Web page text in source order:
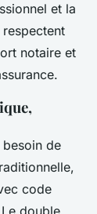
et la
notaire et
besoin de
code